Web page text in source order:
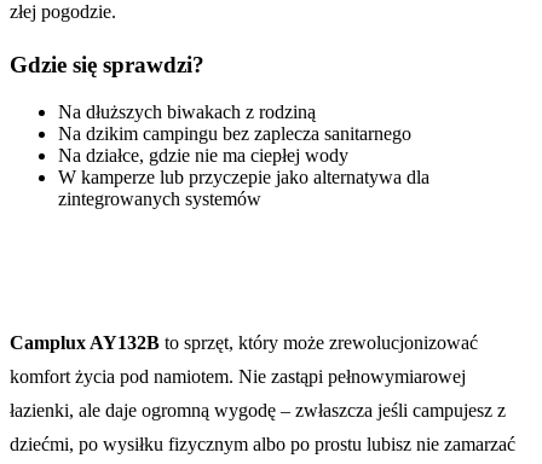
złej pogodzie.
Gdzie się sprawdzi?
Na dłuższych biwakach z rodziną
Na dzikim campingu bez zaplecza sanitarnego
Na działce, gdzie nie ma ciepłej wody
W kamperze lub przyczepie jako alternatywa dla
zintegrowanych systemów
Camplux AY132B to sprzęt, który może zrewolucjonizować
komfort życia pod namiotem. Nie zastąpi pełnowymiarowej
łazienki, ale daje ogromną wygodę – zwłaszcza jeśli campujesz z
dziećmi, po wysiłku fizycznym albo po prostu lubisz nie zamarzać